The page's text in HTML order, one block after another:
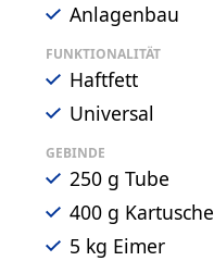
Anlagenbau
FUNKTIONALITÄT
Haftfett
Universal
GEBINDE
250 g Tube
400 g Kartusche
5 kg Eimer